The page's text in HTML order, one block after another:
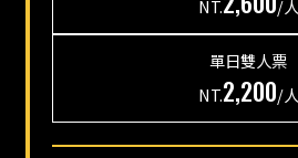
NT.
/人
單日雙人票
NT.2,200/人